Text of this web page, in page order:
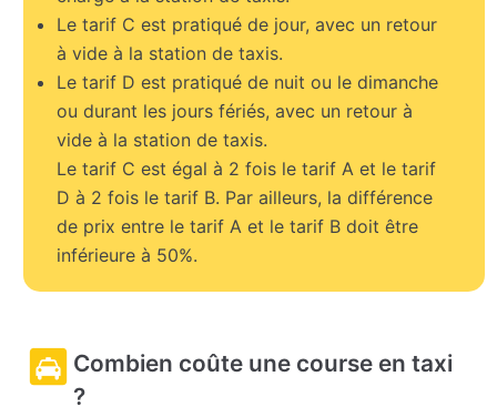
Le tarif C est pratiqué de jour, avec un retour
à vide à la station de taxis.
Le tarif D est pratiqué de nuit ou le dimanche
ou durant les jours fériés, avec un retour à
vide à la station de taxis.
Le tarif C est égal à 2 fois le tarif A et le tarif
D à 2 fois le tarif B. Par ailleurs, la différence
de prix entre le tarif A et le tarif B doit être
inférieure à 50%.
Combien coûte une course en taxi
?